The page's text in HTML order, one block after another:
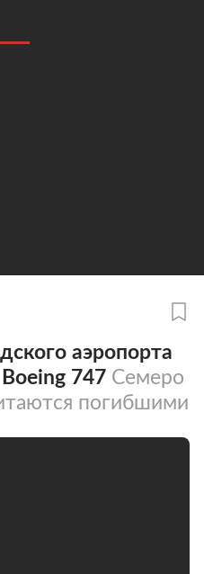
аэропорта
747 Семеро
погибшими